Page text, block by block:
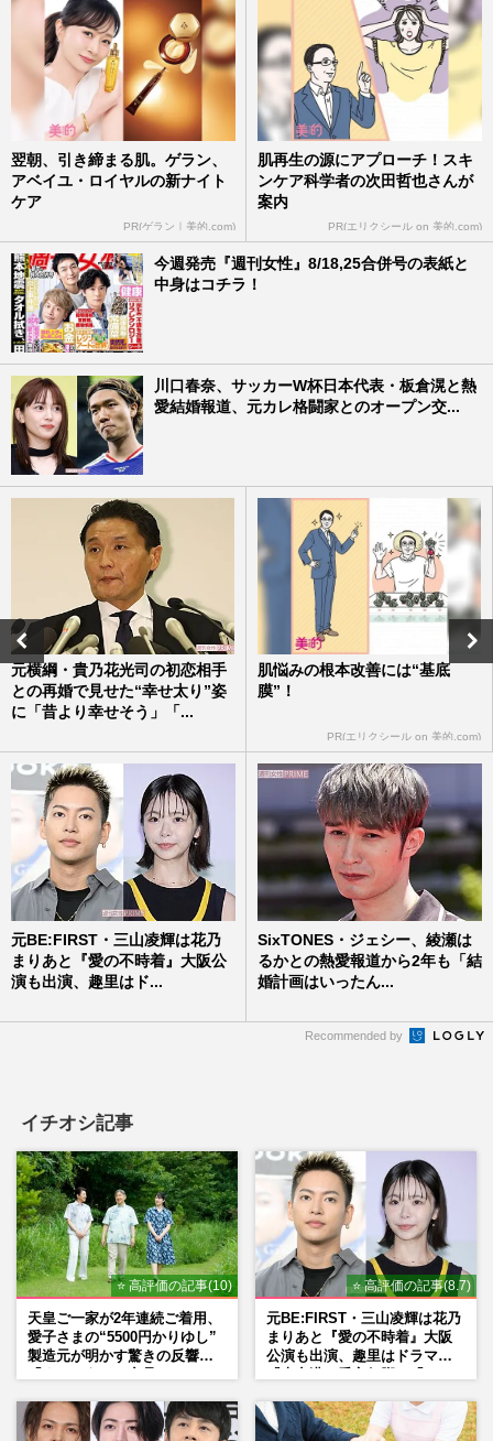
翌朝、引き締まる肌。ゲラン、
アベイユ・ロイヤルの新ナイト
ケア
PR(ゲラン｜美的.com)
肌再生の源にアプローチ！スキ
ンケア科学者の次田哲也さんが
案内
PR(エリクシール on 美的.com)
今週発売『週刊女性』8/18,25合併号の表紙と
中身はコチラ！
川口春奈、サッカーW杯日本代表・板倉滉と熱
愛結婚報道、元カレ格闘家とのオープン交...
元横綱・貴乃花光司の初恋相手
との再婚で見せた“幸せ太り”姿
に「昔より幸せそう」「...
肌悩みの根本改善には“基底
膜”！
PR(エリクシール on 美的.com)
元BE:FIRST・三山凌輝は花乃
まりあと『愛の不時着』大阪公
演も出演、趣里はド...
SixTONES・ジェシー、綾瀬は
るかとの熱愛報道から2年も「結
婚計画はいったん...
Recommended by
イチオシ記事
⭐ 高評価の記事(10)
天皇ご一家が2年連続ご着用、
愛子さまの“5500円かりゆし”
製造元が明かす驚きの反響
⭐ 高評価の記事(8.7)
元BE:FIRST・三山凌輝は花乃
まりあと『愛の不時着』大阪
公演も出演、趣里はドラマ